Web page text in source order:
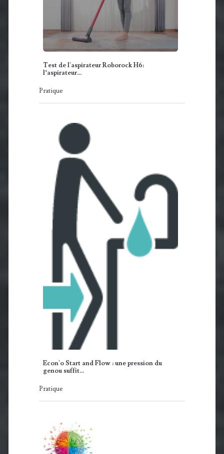
Test de l'aspirateur Roborock H6:
l’aspirateur…
Pratique
Econ'o Start and Flow : une pression du
genou suffit…
Pratique